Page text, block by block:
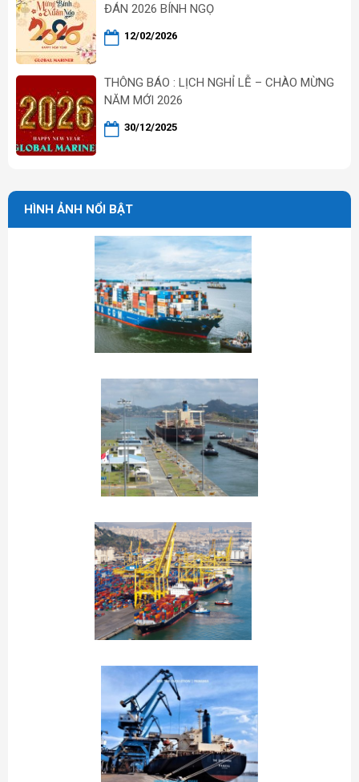
ĐÁN 2026 BÍNH NGỌ
12/02/2026
THÔNG BÁO : LỊCH NGHỈ LỄ – CHÀO MỪNG
NĂM MỚI 2026
30/12/2025
HÌNH ẢNH NỔI BẬT